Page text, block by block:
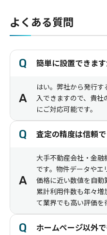
よくある質問
Q 簡単に設置できます
A
はい。弊社から発行
入できますので、貴社
にご対応可能です。
Q 査定の精度は信頼
A
大手不動産会社・金
です。物件データや
価格に近い数値を自動
累計利用件数も年々増
て業界でも高い評価を
Q ホームぺージ゙以外